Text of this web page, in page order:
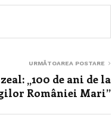
URMĂTOAREA POSTARE
„100 de ani de la
României Mari”